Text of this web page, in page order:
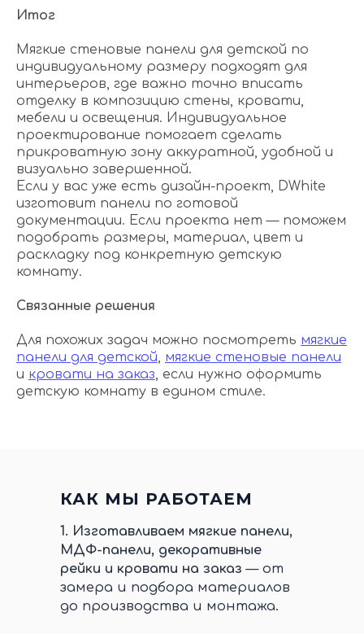
Итог
Мягкие стеновые панели для детской по
индивидуальному размеру подходят для
интерьеров, где важно точно вписать
отделку в композицию стены, кровати,
мебели и освещения. Индивидуальное
проектирование помогает сделать
прикроватную зону аккуратной, удобной и
визуально завершенной.
Если у вас уже есть дизайн-проект, DWhite
изготовит панели по готовой
документации. Если проекта нет — поможем
подобрать размеры, материал, цвет и
раскладку под конкретную детскую
комнату.
Связанные решения
Для похожих задач можно посмотреть мягкие
панели для детской, мягкие стеновые панели
и кровати на заказ, если нужно оформить
детскую комнату в едином стиле.
КАК МЫ РАБОТАЕМ
1. Изготавливаем мягкие панели,
МДФ-панели, декоративные
рейки и кровати на заказ — от
замера и подбора материалов
до производства и монтажа.